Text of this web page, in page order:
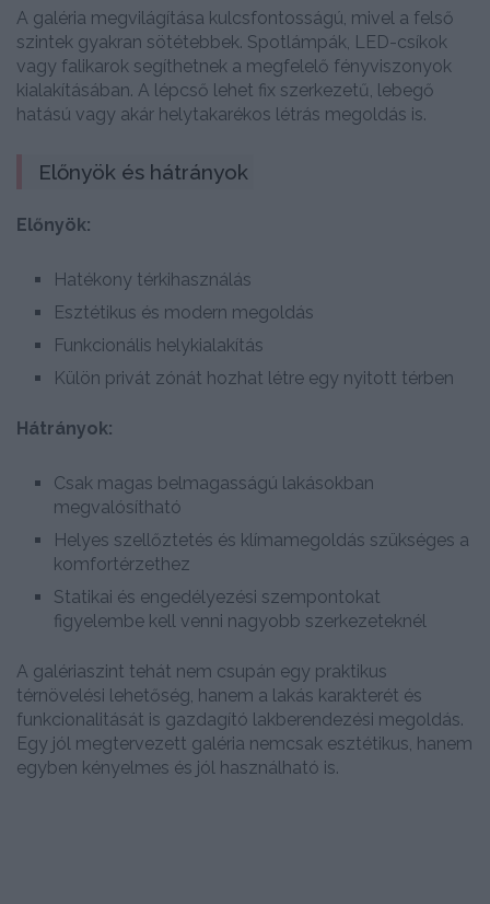
A galéria megvilágítása kulcsfontosságú, mivel a felső
szintek gyakran sötétebbek. Spotlámpák, LED-csíkok
vagy falikarok segíthetnek a megfelelő fényviszonyok
kialakításában. A lépcső lehet fix szerkezetű, lebegő
hatású vagy akár helytakarékos létrás megoldás is.
Előnyök és hátrányok
Előnyök:
Hatékony térkihasználás
Esztétikus és modern megoldás
Funkcionális helykialakítás
Külön privát zónát hozhat létre egy nyitott térben
Hátrányok:
Csak magas belmagasságú lakásokban
megvalósítható
Helyes szellőztetés és klímamegoldás szükséges a
komfortérzethez
Statikai és engedélyezési szempontokat
figyelembe kell venni nagyobb szerkezeteknél
A galériaszint tehát nem csupán egy praktikus
térnövelési lehetőség, hanem a lakás karakterét és
funkcionalitását is gazdagító lakberendezési megoldás.
Egy jól megtervezett galéria nemcsak esztétikus, hanem
egyben kényelmes és jól használható is.